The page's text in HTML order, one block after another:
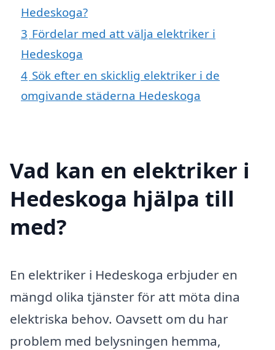
Hedeskoga?
3 Fördelar med att välja elektriker i
Hedeskoga
4 Sök efter en skicklig elektriker i de
omgivande städerna Hedeskoga
Vad kan en elektriker i
Hedeskoga hjälpa till
med?
En elektriker i Hedeskoga erbjuder en
mängd olika tjänster för att möta dina
elektriska behov. Oavsett om du har
problem med belysningen hemma,